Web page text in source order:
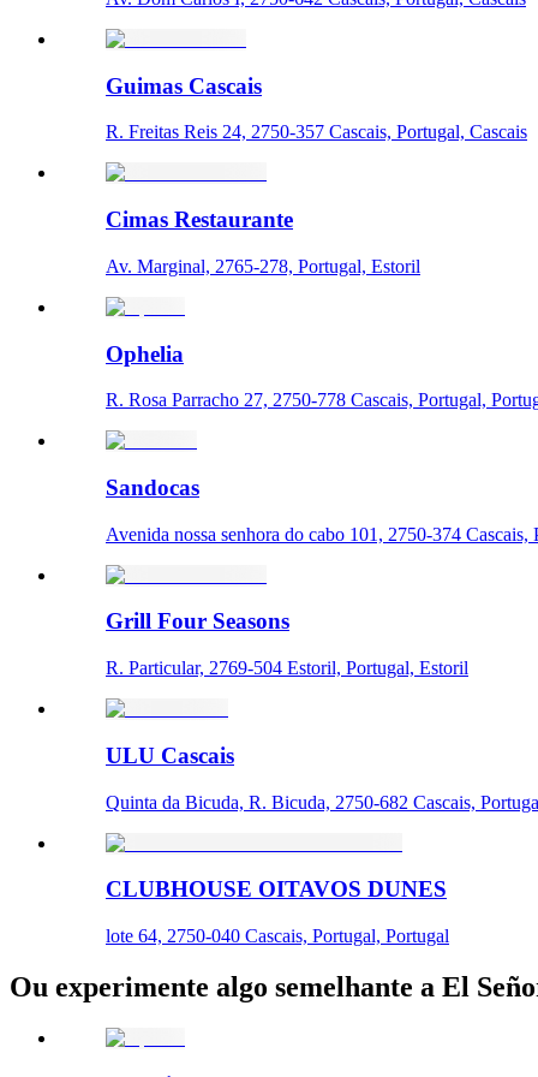
Guimas Cascais
R. Freitas Reis 24, 2750-357 Cascais, Portugal, Cascais
Cimas Restaurante
Av. Marginal, 2765-278, Portugal, Estoril
Ophelia
R. Rosa Parracho 27, 2750-778 Cascais, Portugal,
Sandocas
Avenida nossa senhora do cabo 101, 2750-374 Cascais,
Grill Four Seasons
R. Particular, 2769-504 Estoril, Portugal, Estoril
ULU Cascais
Quinta da Bicuda, R. Bicuda, 2750-682 Cascais,
CLUBHOUSE OITAVOS DUNES
lote 64, 2750-040 Cascais, Portugal, Portugal
Ou experimente algo semelhante a El